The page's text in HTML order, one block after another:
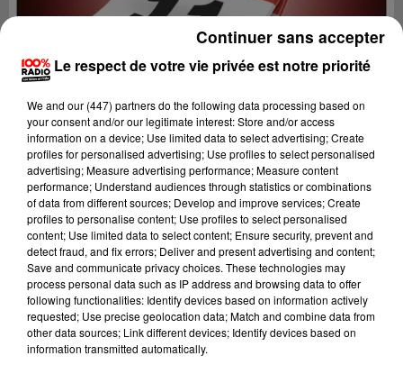
Lecture (1 min 14 sec)
100%
Le respect de votre vie privée est notre priorité
We and our (447) partnersdo the following data processing based on
your consent and/or our legitimate interest: Store and/or access
information on a device; Use limited data to select advertising; Create
profiles for personalised advertising; Use profiles to select personalised
advertising; Measure advertising performance; Measure content
performance; Understand audiences through statistics or combinations
of data from different sources; Develop and improve services; Create
profiles to personalise content; Use profiles to select personalised
content; Use limited data to select content; Ensure security, prevent and
detect fraud, and fix errors; Deliver and present advertising and content;
Save and communicate privacy choices. These technologies may
process personal data such as IP address and browsing data to offer
following functionalities: Identify devices based on information actively
requested; Use precise geolocation data; Match and combine data from
other data sources; Link different devices; Identify devices based on
information transmitted automatically.
Continuer sans accepter